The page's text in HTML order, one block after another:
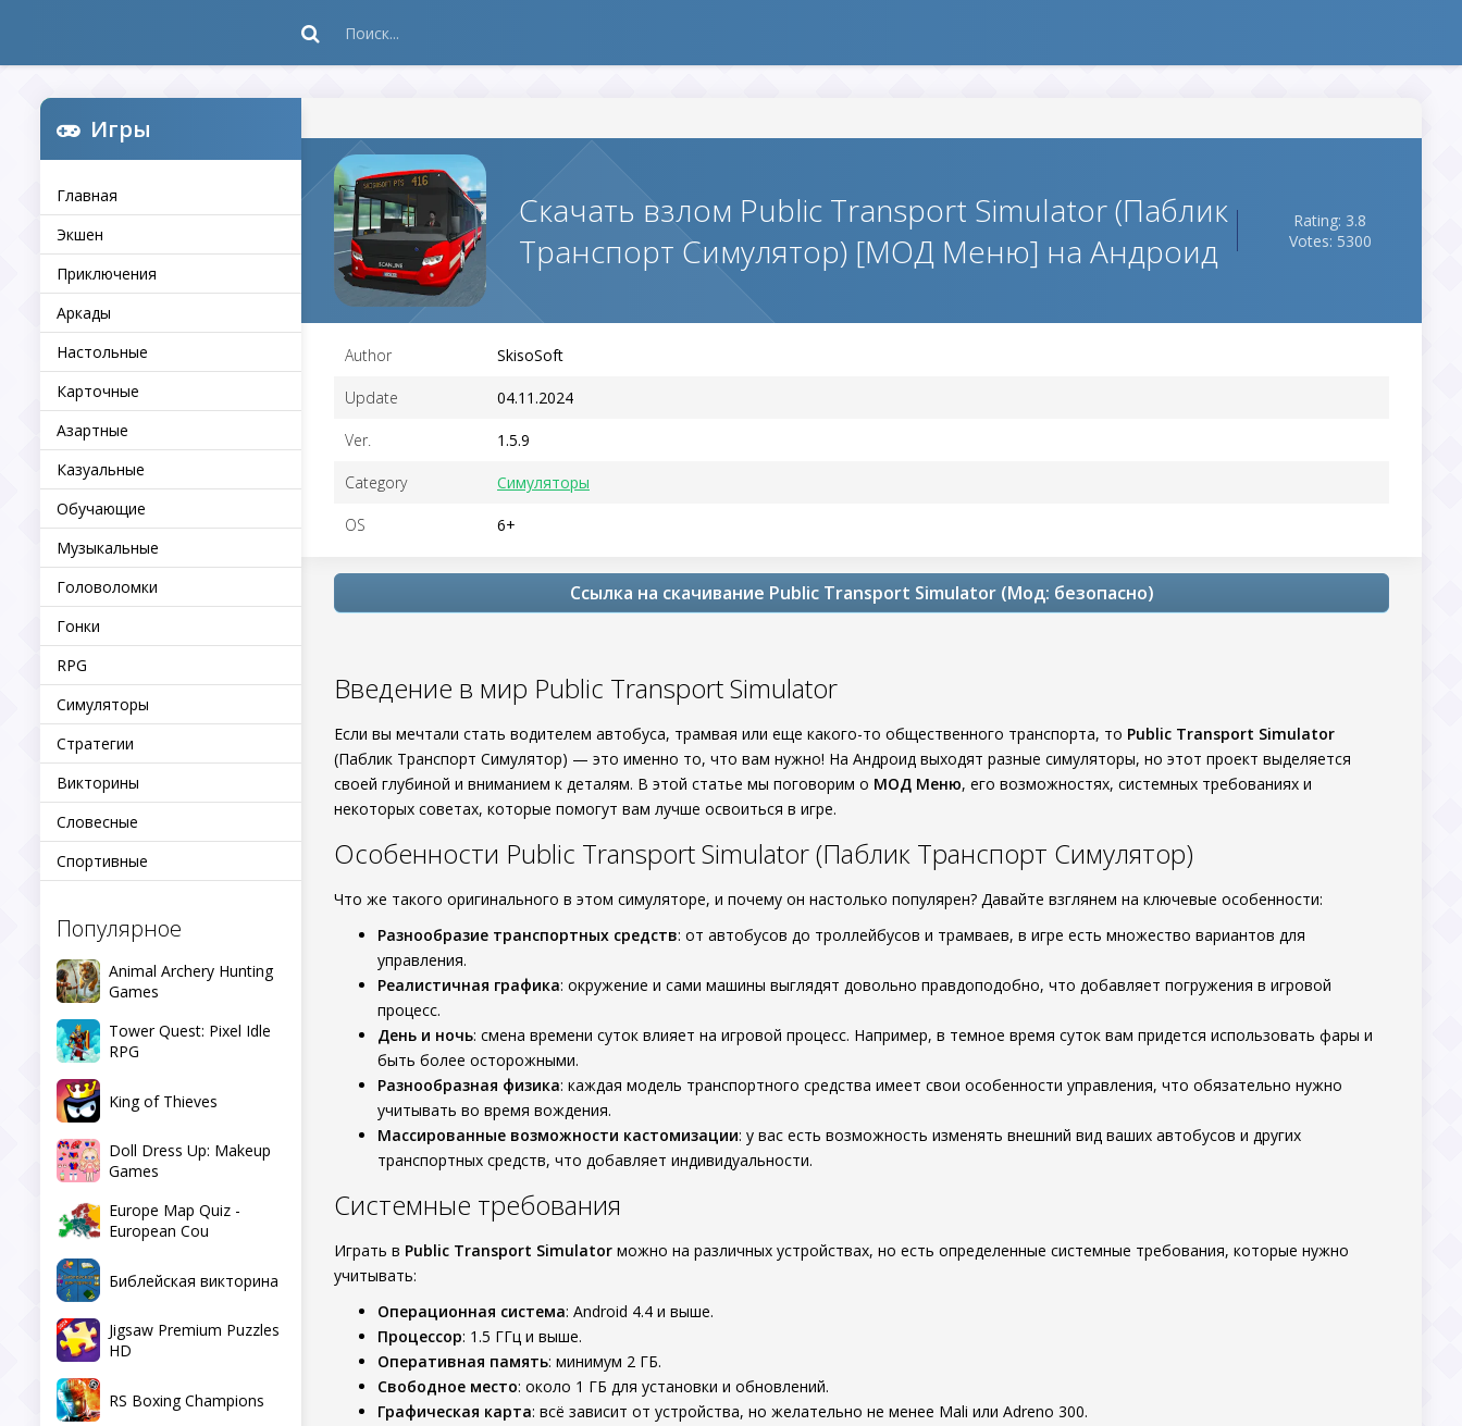
Игры
Главная
Экшен
Приключения
Аркады
Настольные
Карточные
Азартные
Казуальные
Обучающие
Музыкальные
Головоломки
Гонки
RPG
Симуляторы
Стратегии
Викторины
Словесные
Спортивные
Популярное
Animal Archery Hunting
Games
Tower Quest: Pixel Idle
RPG
King of Thieves
Doll Dress Up: Makeup
Games
Europe Map Quiz -
European Cou
Библейская викторина
Jigsaw Premium Puzzles
HD
RS Boxing Champions
Скачать взлом Public Transport Simulator (Паблик
Транспорт Симулятор) [МОД Меню] на Андроид
Rating: 3.8
Votes: 5300
Author SkisoSoft
Update 04.11.2024
Ver. 1.5.9
Category Симуляторы
OS 6+
Ссылка на скачивание Public Transport Simulator (Мод: безопасно)
Введение в мир Public Transport Simulator
Если вы мечтали стать водителем автобуса, трамвая или еще какого-то общественного транспорта, то Public Transport Simulator
(Паблик Транспорт Симулятор) — это именно то, что вам нужно! На Андроид выходят разные симуляторы, но этот проект выделяется
своей глубиной и вниманием к деталям. В этой статье мы поговорим о МОД Меню, его возможностях, системных требованиях и
некоторых советах, которые помогут вам лучше освоиться в игре.
Особенности Public Transport Simulator (Паблик Транспорт Симулятор)
Что же такого оригинального в этом симуляторе, и почему он настолько популярен? Давайте взглянем на ключевые особенности:
Разнообразие транспортных средств: от автобусов до троллейбусов и трамваев, в игре есть множество вариантов для
управления.
Реалистичная графика: окружение и сами машины выглядят довольно правдоподобно, что добавляет погружения в игровой
процесс.
День и ночь: смена времени суток влияет на игровой процесс. Например, в темное время суток вам придется использовать фары и
быть более осторожными.
Разнообразная физика: каждая модель транспортного средства имеет свои особенности управления, что обязательно нужно
учитывать во время вождения.
Массированные возможности кастомизации: у вас есть возможность изменять внешний вид ваших автобусов и других
транспортных средств, что добавляет индивидуальности.
Системные требования
Играть в Public Transport Simulator можно на различных устройствах, но есть определенные системные требования, которые нужно
учитывать:
Операционная система: Android 4.4 и выше.
Процессор: 1.5 ГГц и выше.
Оперативная память: минимум 2 ГБ.
Свободное место: около 1 ГБ для установки и обновлений.
Графическая карта: всё зависит от устройства, но желательно не менее Mali или Adreno 300.